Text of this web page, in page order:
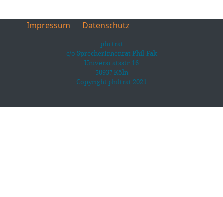
Impressum Datenschutz
philtrat
c/o SprecherInnenrat Phil-Fak
Universitätsstr.16
50937 Köln
Copyright philtrat 2021